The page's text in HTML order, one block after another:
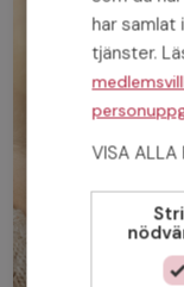
har samlat
tjänster.
VISA ALLA